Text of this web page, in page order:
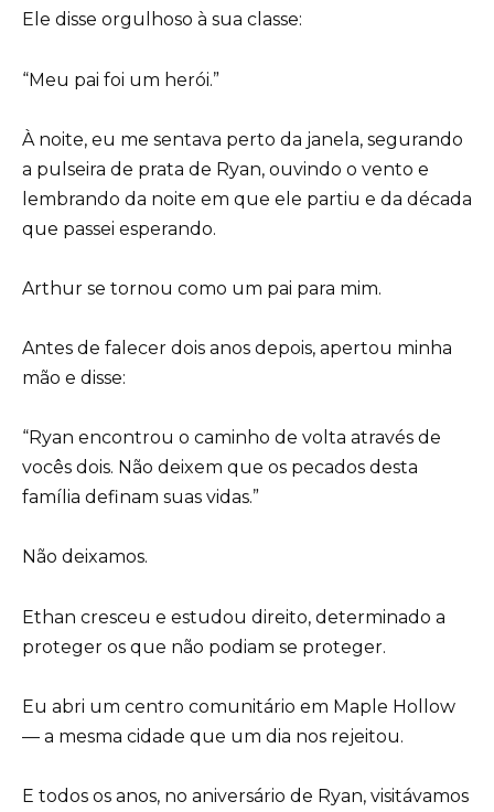
Ele disse orgulhoso à sua classe:
“Meu pai foi um herói.”
À noite, eu me sentava perto da janela, segurando
a pulseira de prata de Ryan, ouvindo o vento e
lembrando da noite em que ele partiu e da década
que passei esperando.
Arthur se tornou como um pai para mim.
Antes de falecer dois anos depois, apertou minha
mão e disse:
“Ryan encontrou o caminho de volta através de
vocês dois. Não deixem que os pecados desta
família definam suas vidas.”
Não deixamos.
Ethan cresceu e estudou direito, determinado a
proteger os que não podiam se proteger.
Eu abri um centro comunitário em Maple Hollow
— a mesma cidade que um dia nos rejeitou.
E todos os anos, no aniversário de Ryan, visitávamos